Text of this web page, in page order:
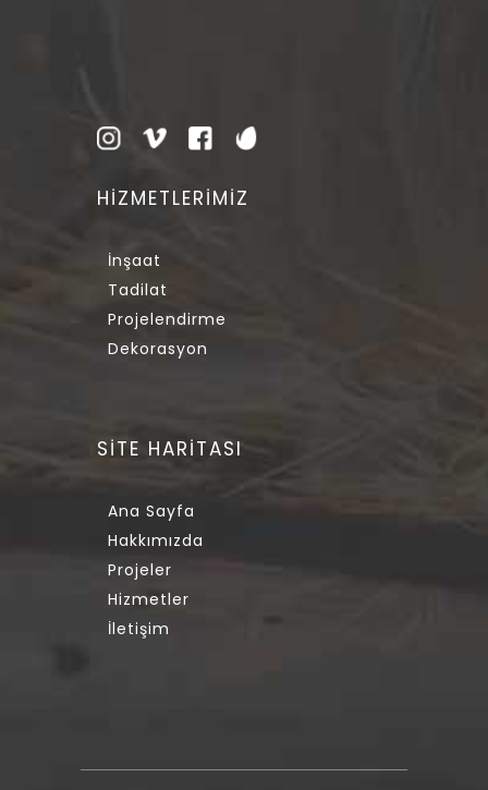
HİZMETLERİMİZ
İnşaat
Tadilat
Projelendirme
Dekorasyon
SİTE HARİTASI
Ana Sayfa
Hakkımızda
Projeler
Hizmetler
İletişim